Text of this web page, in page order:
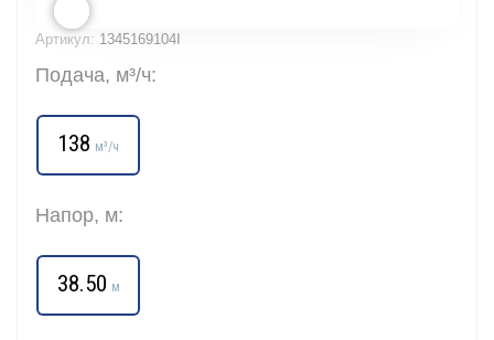
Артикул: 1345169104I
Подача, м³/ч:
138 м³/ч
Напор, м:
38.50 м